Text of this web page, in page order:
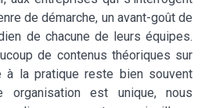
de démarche, un avant-goût de
de chacune de leurs équipes.
de contenus théoriques sur
à la pratique reste bien souvent
organisation est unique, nous